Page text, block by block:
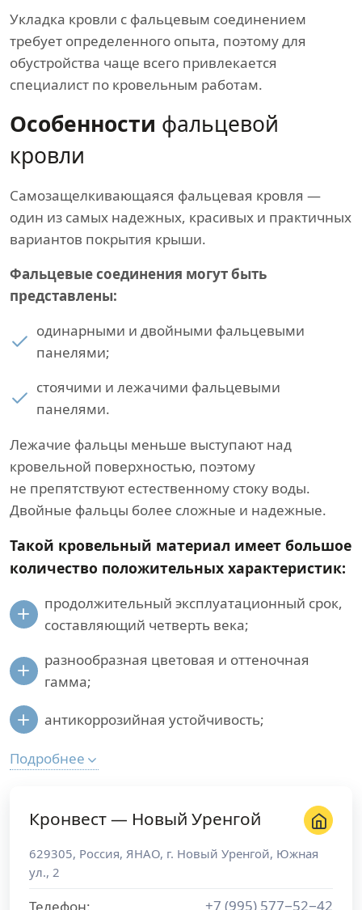
Укладка кровли с фальцевым соединением
требует определенного опыта, поэтому для
обустройства чаще всего привлекается
специалист по кровельным работам.
Особенности фальцевой
кровли
Самозащелкивающаяся фальцевая кровля —
один из самых надежных, красивых и практичных
вариантов покрытия крыши.
Фальцевые соединения могут быть
представлены:
одинарными и двойными фальцевыми
панелями;
стоячими и лежачими фальцевыми
панелями.
Лежачие фальцы меньше выступают над
кровельной поверхностью, поэтому
не препятствуют естественному стоку воды.
Двойные фальцы более сложные и надежные.
Такой кровельный материал имеет большое
количество положительных характеристик:
продолжительный эксплуатационный срок,
составляющий четверть века;
разнообразная цветовая и оттеночная
гамма;
антикоррозийная устойчивость;
Подробнее
Кронвест — Новый Уренгой
629305, Россия, ЯНАО, г. Новый Уренгой, Южная
ул., 2
+7 (995) 577−52−42